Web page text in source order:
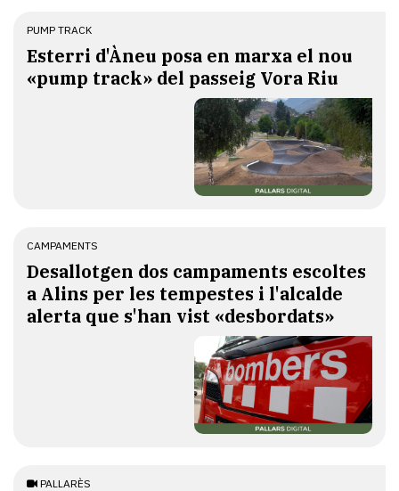
PUMP TRACK
Esterri d'Àneu posa en marxa el nou
«pump track» del passeig Vora Riu
CAMPAMENTS
​Desallotgen dos campaments escoltes
a Alins per les tempestes i l'alcalde
alerta que s'han vist «desbordats»
PALLARÈS